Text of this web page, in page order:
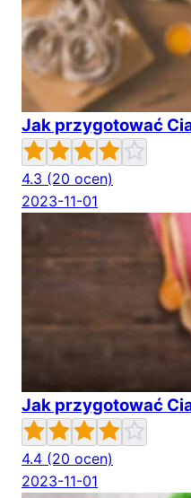
Jak przygotować
4.3 (20 ocen)
2023-11-01
Jak przygotować
4.4 (20 ocen)
2023-11-01